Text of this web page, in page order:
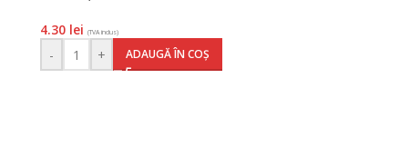
4.30 lei (TVA inclus)
- + ADAUGĂ ÎN COȘ